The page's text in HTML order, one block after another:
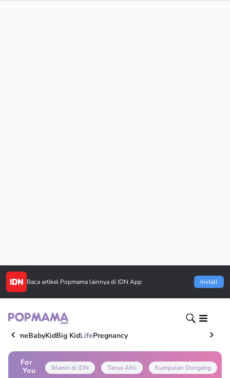
Baca artikel Popmama lainnya di IDN App Install
HomeBabyKidBig KidLifePregnancy
For
You
Iklanin di IDN Tanya Ahli Kumpulan Dongeng